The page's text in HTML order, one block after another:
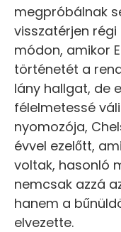
megpróbálnak
visszatérjen
módon, amikor
történetét a
lány hallgat, de
félelmetessé
nyomozója,
évvel ezelőtt,
voltak, hasonló
nemcsak azzá
hanem a
elvezette.